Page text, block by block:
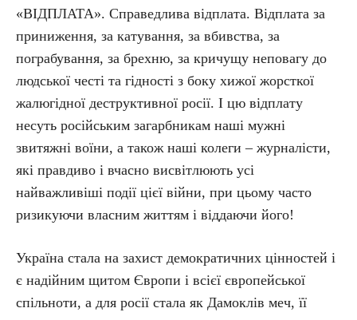
«ВІДПЛАТА». Справедлива відплата. Відплата за
приниження, за катування, за вбивства, за
пограбування, за брехню, за кричущу неповагу до
людської честі та гідності з боку хижої жорсткої
жалюгідної деструктивної росії. І цю відплату
несуть російським загарбникам наші мужні
звитяжні воїни, а також наші колеги – журналісти,
які правдиво і вчасно висвітлюють усі
найважливіші події цієї війни, при цьому часто
ризикуючи власним життям і віддаючи його!
Україна стала на захист демократичних цінностей і
є надійним щитом Європи і всієї європейської
спільноти, а для росії стала як Дамоклів меч, її